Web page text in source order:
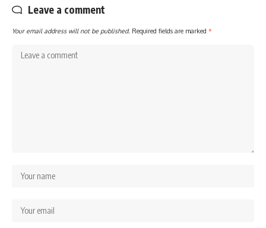
Leave a comment
Your email address will not be published. Required fields are marked *